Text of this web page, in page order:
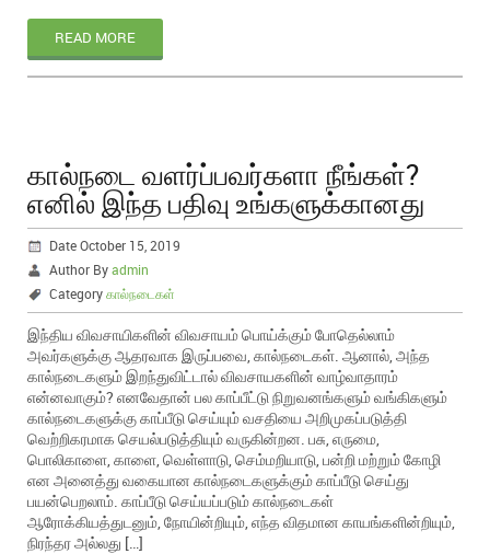
READ MORE
கால்நடை வளர்ப்பவர்களா நீங்கள்?
எனில் இந்த பதிவு உங்களுக்கானது
Date October 15, 2019
Author Byadmin
Categoryகால்நடைகள்
இந்திய விவசாயிகளின் விவசாயம் பொய்க்கும் போதெல்லாம்
அவர்களுக்கு ஆதரவாக இருப்பவை, கால்நடைகள். ஆனால், அந்த
கால்நடைகளும் இறந்துவிட்டால் விவசாயகளின் வாழ்வாதாரம்
என்னவாகும்? எனவேதான் பல காப்பீட்டு நிறுவனங்களும் வங்கிகளும்
கால்நடைகளுக்கு காப்பீடு செய்யும் வசதியை அறிமுகப்படுத்தி
வெற்றிகரமாக செயல்படுத்தியும் வருகின்றன. பசு, எருமை,
பொலிகாளை, காளை, வெள்ளாடு, செம்மறியாடு, பன்றி மற்றும் கோழி
என அனைத்து வகையான கால்நடைகளுக்கும் காப்பீடு செய்து
பயன்பெறலாம். காப்பீடு செய்யப்படும் கால்நடைகள்
ஆரோக்கியத்துடனும், நோயின்றியும், எந்த விதமான காயங்களின்றியும்,
நிரந்தர அல்லது […]